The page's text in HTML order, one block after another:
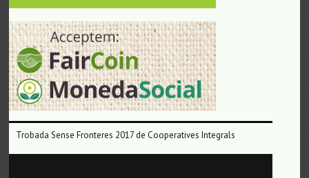
Trobada Sense Fronteres 2017 de Cooperatives Integrals